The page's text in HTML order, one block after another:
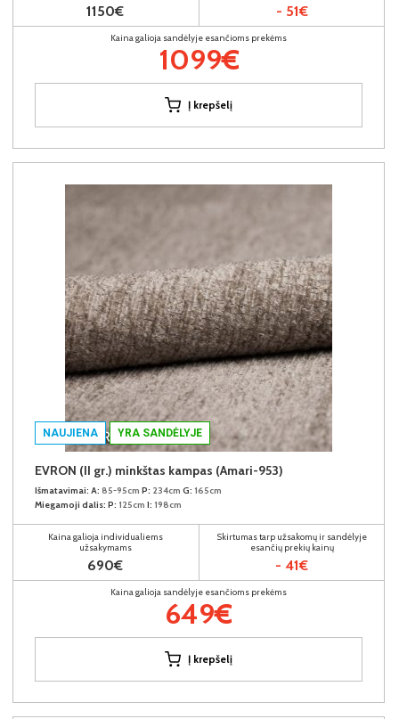
1150€ - 51€
Kaina galioja sandėlyje esančioms prekėms
1099€
Į krepšelį
NAUJIENA YRA SANDĖLYJE
EVRON (II gr.) minkštas kampas (Amari-953)
Išmatavimai: A: 85-95cm P: 234cm G: 165cm
Miegamoji dalis: P: 125cm I: 198cm
Kaina galioja individualiems
užsakymams
690€
Skirtumas tarp užsakomų ir sandėlyje
esančių prekių kainų
- 41€
Kaina galioja sandėlyje esančioms prekėms
649€
Į krepšelį